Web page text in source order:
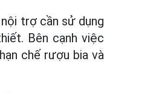
trợ cần sử dụng
Bên cạnh việc
chế rượu bia và